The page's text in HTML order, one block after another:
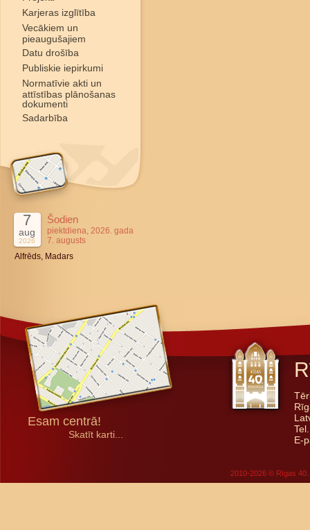
Karjeras izglītība
Vecākiem un
pieaugušajiem
Datu drošība
Publiskie iepirkumi
Normatīvie akti un
attīstības plānošanas
dokumenti
Sadarbība
7
aug
2026
Šodien
piektdiena, 2026. gada
7. augusts
Alfrēds, Madars
Esam centrā!
Skatīt karti...
E-
2010-2026 © Rīgas